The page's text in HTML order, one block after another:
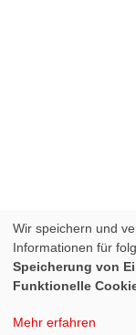
Wir speichern und
Informationen für
Speicherung von
Funktionelle
Mehr erfahren